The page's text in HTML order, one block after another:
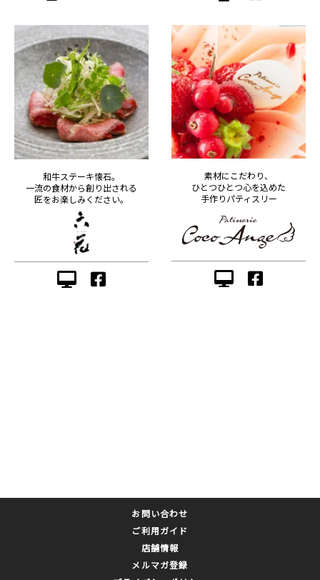
和牛ステーキ懐石。
一流の食材から創り出される
匠をお楽しみください。
素材にこだわり、
ひとつひとつ心を込めた
手作りパティスリー
お問い合わせ
ご利用ガイド
店舗情報
メルマガ登録